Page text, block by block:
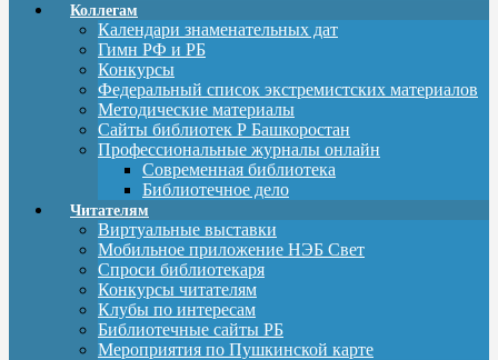
Коллегам
Календари знаменательных дат
Гимн РФ и РБ
Конкурсы
Федеральный список экстремистских материалов
Методические материалы
Сайты библиотек Р Башкоростан
Профессиональные журналы онлайн
Современная библиотека
Библиотечное дело
Читателям
Виртуальные выставки
Мобильное приложение НЭБ Свет
Спроси библиотекаря
Конкурсы читателям
Клубы по интересам
Библиотечные сайты РБ
Мероприятия по Пушкинской карте